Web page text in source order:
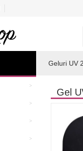
Geluri UV
Gel